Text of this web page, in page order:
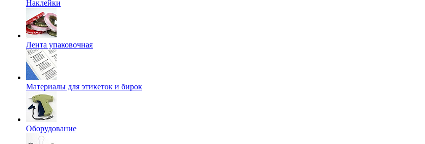
Наклейки
Лента упаковочная
Материалы для этикеток и бирок
Оборудование